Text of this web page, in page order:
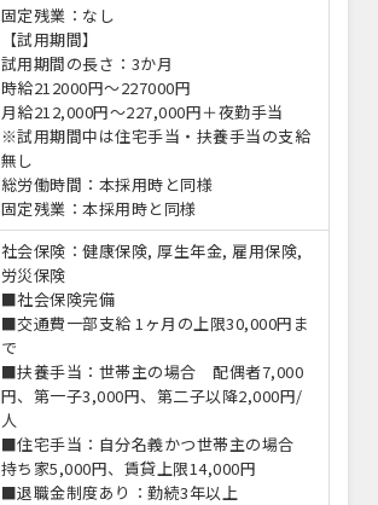
固定残業：なし
【試用期間】
試用期間の長さ：3か月
時給212000円〜227000円
月給212,000円～227,000円＋夜勤手当
※試用期間中は住宅手当・扶養手当の支給
無し
総労働時間：本採用時と同様
固定残業：本採用時と同様
社会保険：健康保険, 厚生年金, 雇用保険,
労災保険
■社会保険完備
■交通費一部支給 1ヶ月の上限30,000円ま
で
■扶養手当：世帯主の場合 配偶者7,000
円、第一子3,000円、第二子以降2,000円/
人
■住宅手当：自分名義かつ世帯主の場合
持ち家5,000円、賃貸上限14,000円
■退職金制度あり：勤続3年以上